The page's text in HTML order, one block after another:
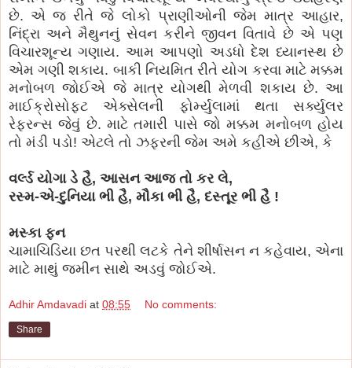
છે. એ જ રીતે જે લોકો પ્રાણીઓની જેમ માત્ર આહાર,
નિંદ્રા અને મૈથુનનું સેવન કરીને જીવન વિતાવે છે એ પણ
વિચારશૂન્ય ગણાય. આમ આપણો અડધો દેશ ધ્યાનસ્થ છે
એમ ગણી શકાય. બાકી નિયમિત રીતે યોગ કરવા માટે મક્કમ
મનોબળ જોઈએ જે માત્ર યોગથી મેળવી શકાય છે. આ
માઈક્રોસોફ્ટ એક્સેલની ફોર્મ્યુલામાં થતા સર્ક્યુલર
રેફરન્સ જેવું છે. માટે તમારી પાસે જો મક્કમ મનોબળ હોય
તો મંડી પડો! એટલે તો ઝફરની જેમ અમે કહીએ છીએ, કે
વર્લ્ડ યોગા ડે હૈ, આસન આજ તો કર લે,
રસ્મ-એ-દુનિયા ભી હૈ, મૌકા ભી હૈ, દસ્તૂર ભી હૈ !
મસ્કા ફન
ચામાચિડિયા છત પરથી લટકે તેને શીર્ષાસન ન કહેવાય, એના
માટે માથું જમીન સાથે અડવું જોઈએ.
Adhir Amdavadi at 08:55 No comments:
Share